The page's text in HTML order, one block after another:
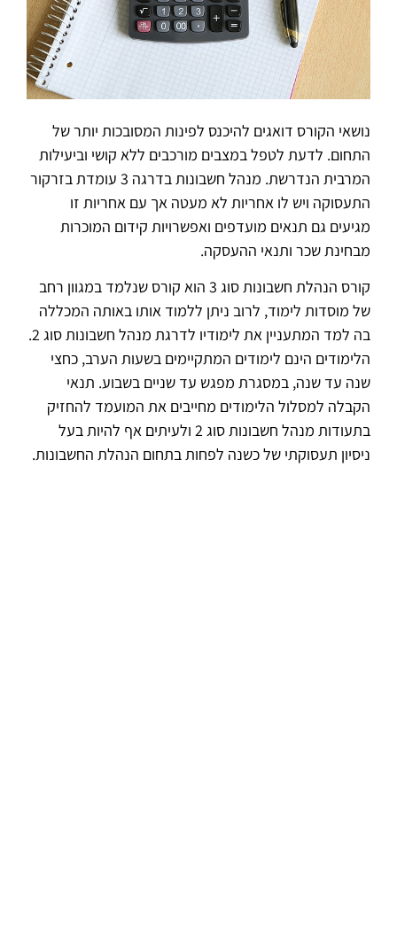
נושאי הקורס דואגים להיכנס לפינות המסובכות יותר של
התחום. לדעת לטפל במצבים מורכבים ללא קושי וביעילות
המרבית הנדרשת. מנהל חשבונות בדרגה 3 עומדת בזרקור
התעסוקה ויש לו אחריות לא מעטה אך עם אחריות זו
מגיעים גם תנאים מועדפים ואפשרויות קידום המוכרות
מבחינת שכר ותנאי ההעסקה.
קורס הנהלת חשבונות סוג 3 הוא קורס שנלמד במגוון רחב
של מוסדות לימוד, לרוב ניתן ללמוד אותו באותה המכללה
בה למד המתעניין את לימודיו לדרגת מנהל חשבונות סוג 2.
הלימודים הינם לימודים המתקיימים בשעות הערב, כחצי
שנה עד שנה, במסגרת מפגש עד שניים בשבוע. תנאי
הקבלה למסלול הלימודים מחייבים את המועמד להחזיק
בתעודות מנהל חשבונות סוג 2 ולעיתים אף להיות בעל
ניסיון תעסוקתי של כשנה לפחות בתחום הנהלת החשבונות.